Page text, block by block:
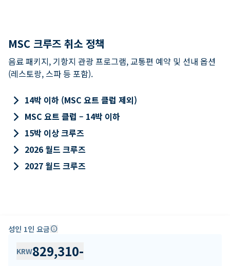
MSC 크루즈 취소 정책
음료 패키지, 기항지 관광 프로그램, 교통편 예약 및 선내 옵션
(레스토랑, 스파 등 포함).
keyboard_arrow_right 14박 이하 (MSC 요트 클럽 제외)
keyboard_arrow_right MSC 요트 클럽 – 14박 이하
keyboard_arrow_right 15박 이상 크루즈
keyboard_arrow_right 2026 월드 크루즈
keyboard_arrow_right 2027 월드 크루즈
성인 1인 요금info
KRW829,310-